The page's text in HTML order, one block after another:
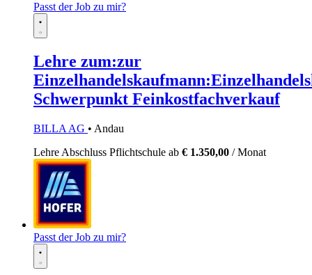
Passt der Job zu mir?
Lehre zum:zur
Schwerpunkt Feinkostfachverkauf
BILLA AG • Andau
Lehre Abschluss Pflichtschule ab € 1.350,00 / Monat
Passt der Job zu mir?